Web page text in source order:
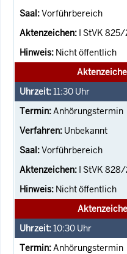
Vorführbereich
I StVK 825/
Nicht öffentlich
11:30 Uhr
Anhörungstermin
Unbekannt
Vorführbereich
I StVK
Nicht öffentlich
10:30 Uhr
Anhörungstermin